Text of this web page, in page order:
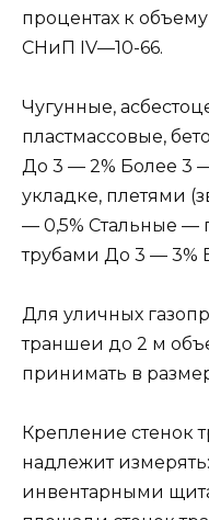
процентах к
СНиП IV—10-66.
Чугунные,
пластмассовые,
До 3 — 2% Более 3
укладке, плетями
— 0,5% Стальные —
трубами До 3 — 3%
Для уличных
траншеи до 2 м
принимать в
Крепление стенок
надлежит
инвентарными